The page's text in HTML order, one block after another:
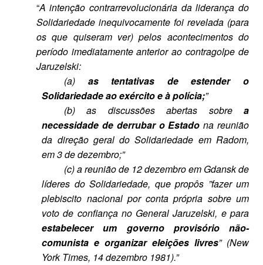
“A intenção contrarrevolucionária da liderança do
Solidariedade inequivocamente foi revelada (para
os que quiseram ver) pelos acontecimentos do
período imediatamente anterior ao contragolpe de
Jaruzelski:
(a) as tentativas de estender o
Solidariedade ao exército e à polícia;”
(b) as discussões abertas sobre a
necessidade de derrubar o Estadona reunião
da direção geral do Solidariedade em Radom,
em 3 de dezembro;”
(c) a reunião de 12 dezembro em Gdansk de
líderes do Solidariedade, que propôs ”fazer um
plebiscito nacional por conta própria sobre um
voto de confiança no General Jaruzelski, e para
estabelecer um governo provisório não-
comunista e organizar eleições livres” (New
York Times, 14 dezembro 1981).”